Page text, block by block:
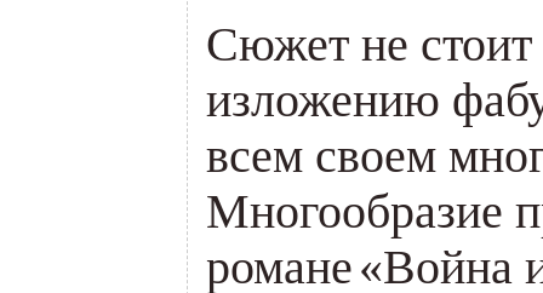
Сюжет не стоит
изложению
всем своем
Многообразие
романе«Война